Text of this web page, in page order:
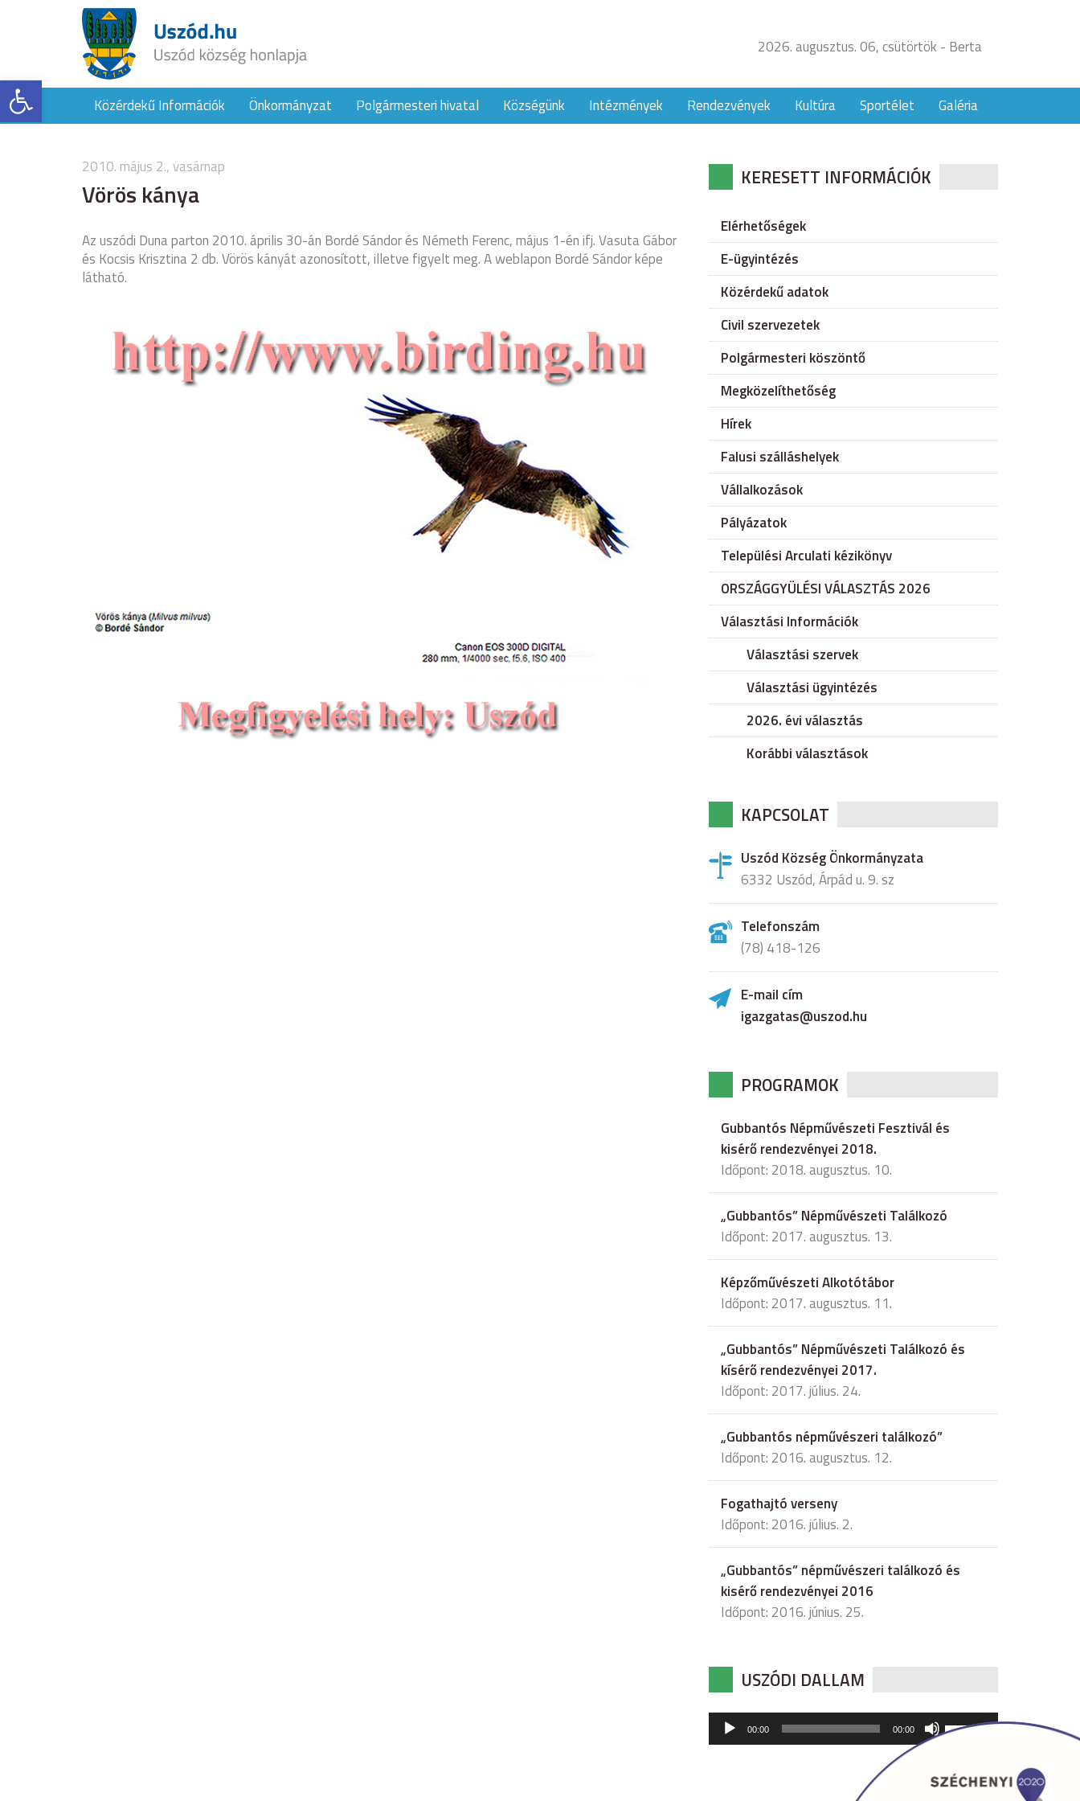
Eszköztár megnyitása
2026. augusztus. 06, csütörtök - Berta
Közérdekű Információk Önkormányzat Polgármesteri hivatal Községünk Intézmények Rendezvények Kultúra Sportélet Galéria
2010. május 2., vasárnap
Vörös kánya
Az uszódi Duna parton 2010. április 30-án Bordé Sándor és Németh Ferenc, május 1-én ifj. Vasuta Gábor
és Kocsis Krisztina 2 db. Vörös kányát azonosított, illetve figyelt meg. A weblapon Bordé Sándor képe
látható.
KERESETT INFORMÁCIÓK
Elérhetőségek
E-ügyintézés
Közérdekű adatok
Civil szervezetek
Polgármesteri köszöntő
Megközelíthetőség
Hírek
Falusi szálláshelyek
Vállalkozások
Pályázatok
Települési Arculati kézikönyv
ORSZÁGGYÜLÉSI VÁLASZTÁS 2026
Választási Információk
Választási szervek
Választási ügyintézés
2026. évi választás
Korábbi választások
KAPCSOLAT
Uszód Község Önkormányzata
6332 Uszód, Árpád u. 9. sz
Telefonszám
(78) 418-126
E-mail cím
igazgatas@uszod.hu
PROGRAMOK
Gubbantós Népművészeti Fesztivál és
kisérő rendezvényei 2018.
Időpont: 2018. augusztus. 10.
„Gubbantós” Népművészeti Találkozó
Időpont: 2017. augusztus. 13.
Képzőművészeti Alkotótábor
Időpont: 2017. augusztus. 11.
„Gubbantós” Népművészeti Találkozó és
kísérő rendezvényei 2017.
Időpont: 2017. július. 24.
„Gubbantós népművészeri találkozó”
Időpont: 2016. augusztus. 12.
Fogathajtó verseny
Időpont: 2016. július. 2.
„Gubbantós” népművészeri találkozó és
kisérő rendezvényei 2016
Időpont: 2016. június. 25.
USZÓDI DALLAM
Audió
lejátszó
00:00 00:00
hangerő
csökkentéséhez